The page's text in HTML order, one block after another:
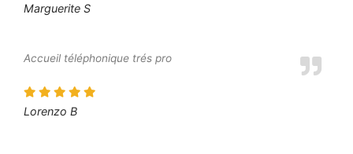
Marguerite S
Accueil téléphonique trés pro
Lorenzo B